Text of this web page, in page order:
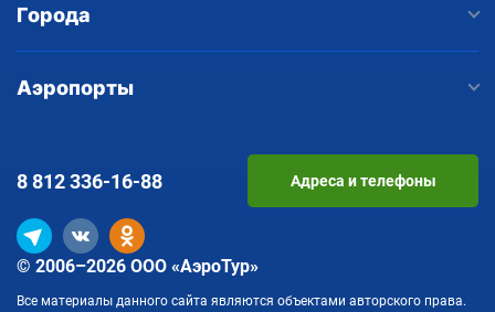
Города
Аэропорты
© 2006–2026 ООО «АэроТур»
Все материалы данного сайта являются объектами авторского права.
8 812336-16-88 Адреса и телефоны